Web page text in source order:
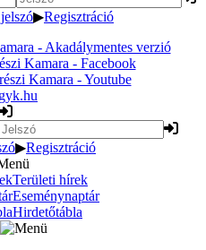
▶Regisztráció
▶Regisztráció
Területi hírek
Eseménynaptár
Hirdetőtábla